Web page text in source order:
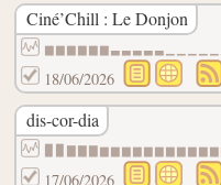
Ciné’Chill : Le Donjon
18/06/2026
dis-cor-dia
17/06/2026